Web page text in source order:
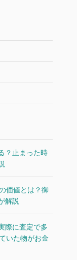
？止まった時
価値とは？御
解説
際に査定で多
いた物がお金